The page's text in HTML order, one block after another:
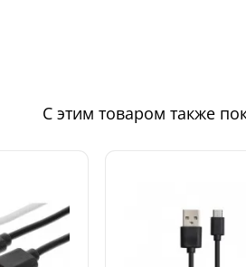
С этим товаром также